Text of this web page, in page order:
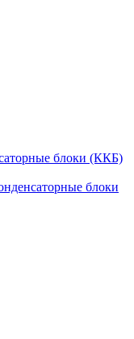
блоки (ККБ)
блоки